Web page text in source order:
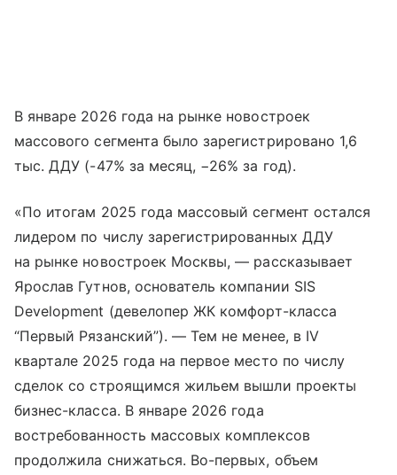
В январе 2026 года на рынке новостроек
массового сегмента было зарегистрировано 1,6
тыс. ДДУ (-47% за месяц, −26% за год).
«По итогам 2025 года массовый сегмент остался
лидером по числу зарегистрированных ДДУ
на рынке новостроек Москвы, — рассказывает
Ярослав Гутнов, основатель компании SIS
Development (девелопер ЖК комфорт-класса
“Первый Рязанский”). — Тем не менее, в IV
квартале 2025 года на первое место по числу
сделок со строящимся жильем вышли проекты
бизнес-класса. В январе 2026 года
востребованность массовых комплексов
продолжила снижаться. Во-первых, объем